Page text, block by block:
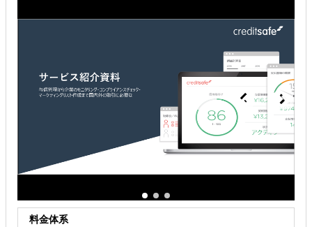
現地に強い士業を探している
料金体系